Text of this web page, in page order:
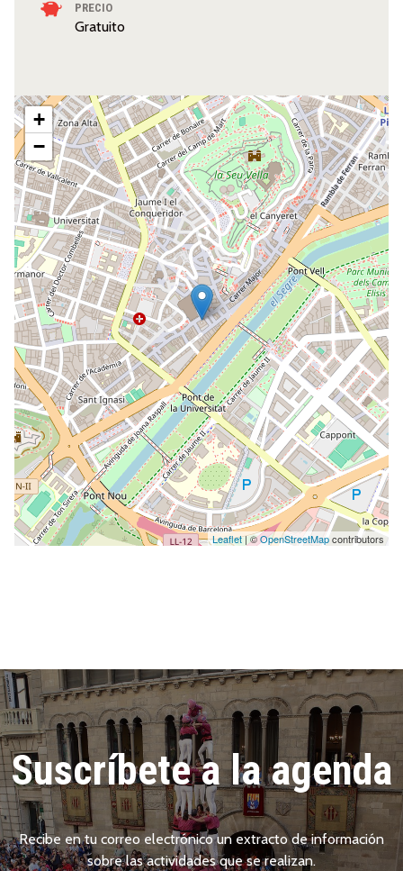
PRECIO
Gratuito
+
−
Leaflet| ©OpenStreetMapcontributors
Suscríbete a la agenda
Recibe en tu correo electrónico un extracto de información
sobre las actividades que se realizan.